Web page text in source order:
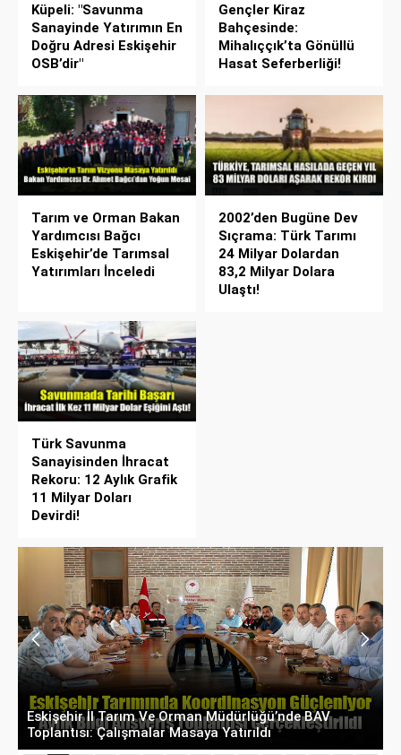
Küpeli: "Savunma
Sanayinde Yatırımın En
Doğru Adresi Eskişehir
OSB’dir"
Gençler Kiraz
Bahçesinde:
Mihalıççık’ta Gönüllü
Hasat Seferberliği!
Tarım ve Orman Bakan
Yardımcısı Bağcı
Eskişehir’de Tarımsal
Yatırımları İnceledi
2002’den Bugüne Dev
Sıçrama: Türk Tarımı
24 Milyar Dolardan
83,2 Milyar Dolara
Ulaştı!
Türk Savunma
Sanayisinden İhracat
Rekoru: 12 Aylık Grafik
11 Milyar Doları
Devirdi!
ASELSAN’dan İlk Yarıda Rekor Büyüme: